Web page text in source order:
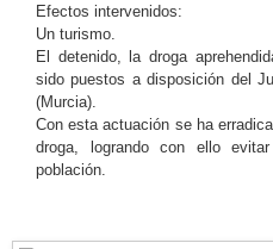
Efectos intervenidos:
Un turismo.
El detenido, la droga
sido puestos a disposición del
(Murcia).
Con esta actuación se ha
droga, logrando con ello
población.